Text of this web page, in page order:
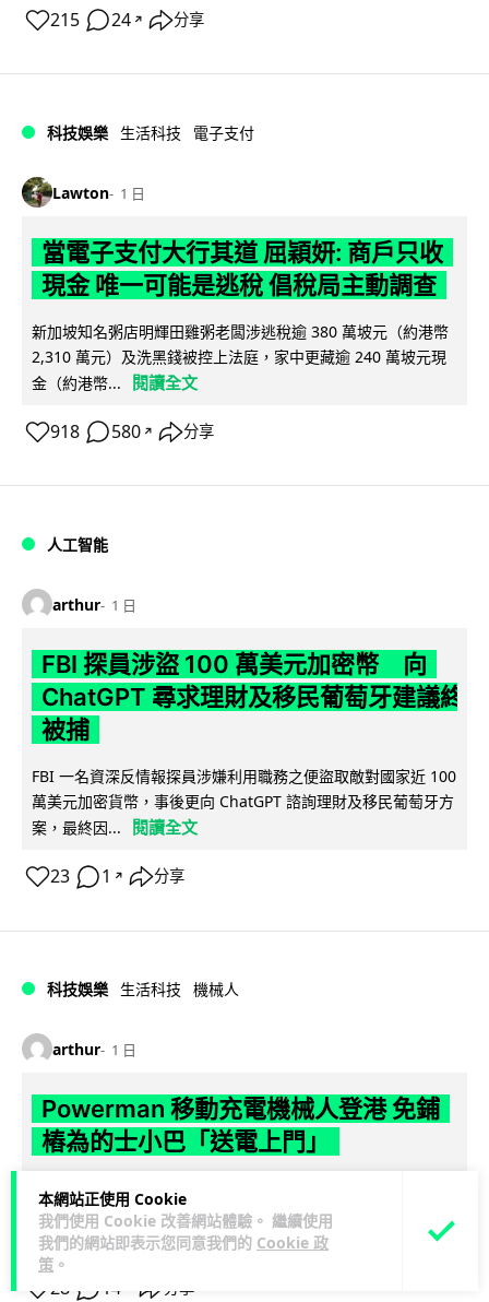
本網站正使用 Cookie
我們使用 Cookie 改善網站體驗。 繼續使用
我們的網站即表示您同意我們的 Cookie 政
策 。
215 24 ↗ 分享
科技娛樂 生活科技 電子支付
Lawton 1 日
當電子支付大行其道 屈穎妍: 商戶只收
現金 唯一可能是逃稅 倡稅局主動調查
新加坡知名粥店明輝田雞粥老闆涉逃稅逾 380 萬坡元（約港幣
2,310 萬元）及洗黑錢被控上法庭，家中更藏逾 240 萬坡元現
金（約港幣...
閱讀全文
918 580 ↗ 分享
人工智能
arthur 1 日
FBI 探員涉盜 100 萬美元加密幣 向
ChatGPT 尋求理財及移民葡萄牙建議終
被捕
FBI 一名資深反情報探員涉嫌利用職務之便盜取敵對國家近 100
萬美元加密貨幣，事後更向 ChatGPT 諮詢理財及移民葡萄牙方
案，最終因...
閱讀全文
23 1 ↗ 分享
科技娛樂 生活科技 機械人
arthur 1 日
Powerman 移動充電機械人登港 免鋪
樁為的士小巴「送電上門」
你架電動車喺停車場搵唔到樁？有個機械人會自己行過嚟幫你
充電。THEi 高科院同內地公司研發出 Powerman 移動充電機
械人，唔使鋪線裝樁... 閱讀全文
28 14 分享